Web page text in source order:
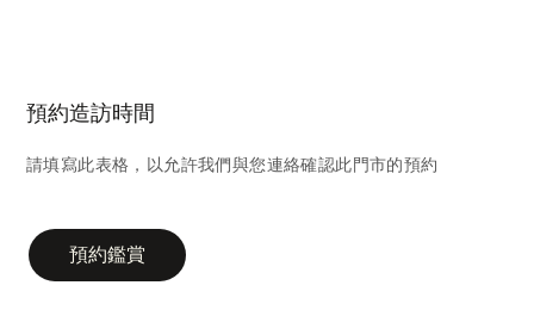
預約造訪時間
請填寫此表格，以允許我們與您連絡確認此門市的預約
預約鑑賞